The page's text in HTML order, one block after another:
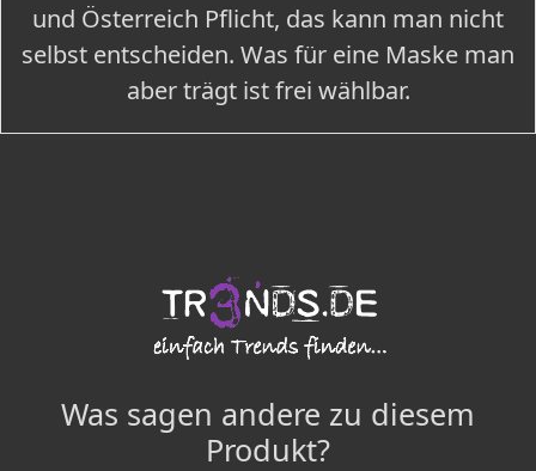
und Österreich Pflicht, das kann man nicht
selbst entscheiden. Was für eine Maske man
aber trägt ist frei wählbar.
Was sagen andere zu diesem
Produkt?